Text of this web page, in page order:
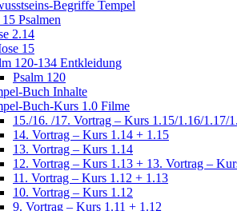
Begriffe Tempel
Psalmen
2.14
15
120-134 Entkleidung
Psalm 120
Buch Inhalte
Buch-Kurs 1.0 Filme
15./16. /17. Vortrag – Kurs 1.15/1.16/1.17/
14. Vortrag – Kurs 1.14 + 1.15
13. Vortrag – Kurs 1.14
12. Vortrag – Kurs 1.13 + 13. Vortrag –
11. Vortrag – Kurs 1.12 + 1.13
10. Vortrag – Kurs 1.12
9. Vortrag – Kurs 1.11 + 1.12